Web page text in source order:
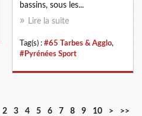
bassins, sous les...
Lire la suite
Tag(s) : #65 Tarbes & Agglo,
#Pyrénées Sport
2 3 4 5 6 7 8 9 10 > >>